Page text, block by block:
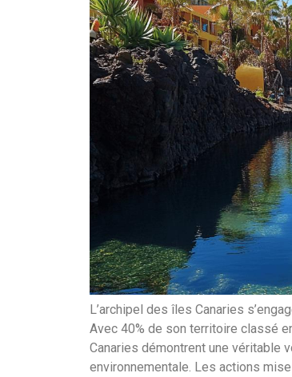
L’archipel des îles Canaries
Avec 40% de son territoire classé
Canaries démontrent une véritable
environnementale. Les actions